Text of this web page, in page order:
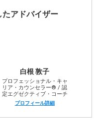
た働き方を考えよう
たアドバイザー
白根 敦子
プロフェッショナル・キャ
リア・カウンセラー® / 認
定エグゼクティブ・コーチ
プロフィール詳細